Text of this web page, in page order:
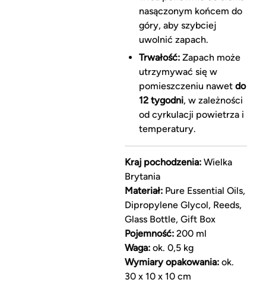
nasączonym końcem do
góry, aby szybciej
uwolnić zapach.
Trwałość:Zapach może
utrzymywać się w
pomieszczeniu nawet do
12 tygodni, w zależności
od cyrkulacji powietrza i
temperatury.
Kraj pochodzenia:Wielka
Brytania
Materiał:Pure Essential Oils,
Dipropylene Glycol, Reeds,
Glass Bottle, Gift Box
Pojemność:200 ml
Waga:ok. 0,5 kg
Wymiary opakowania:ok.
30 x 10 x 10 cm